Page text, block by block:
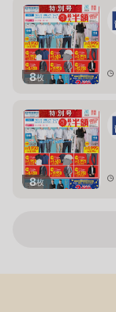
8枚
8枚